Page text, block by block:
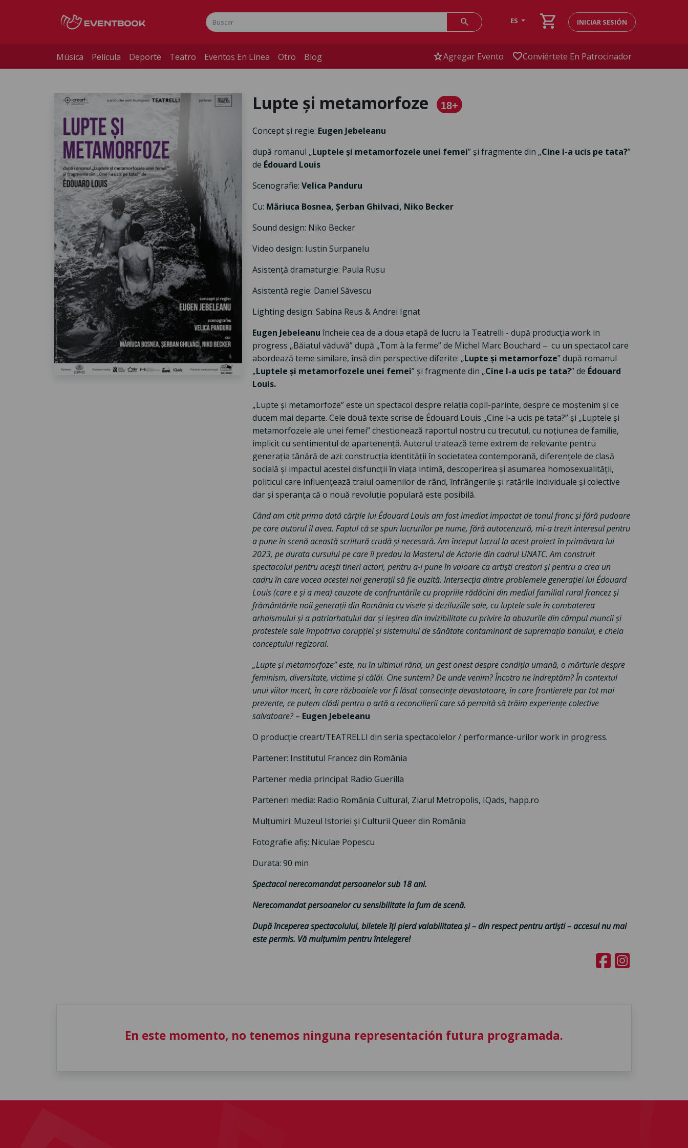
search ES shopping_cart INICIAR SESIÓN
Música Película Deporte Teatro Eventos En Línea Otro Blog starAgregar Evento favoriteConviértete En Patrocinador
Lupte și metamorfoze 18+
Concept și regie: Eugen Jebeleanu
după romanul „Luptele și metamorfozele unei femei” și fragmente din „Cine l-a ucis pe tata?”
de Édouard Louis
Scenografie: Velica Panduru
Cu: Măriuca Bosnea, Șerban Ghilvaci, Niko Becker
Sound design: Niko Becker
Video design: Iustin Surpanelu
Asistență dramaturgie: Paula Rusu
Asistentă regie: Daniel Săvescu
Lighting design: Sabina Reus & Andrei Ignat
Eugen Jebeleanu încheie cea de a doua etapă de lucru la Teatrelli - după producția work in
progress „Băiatul văduvă” după „Tom à la ferme” de Michel Marc Bouchard – cu un spectacol care
abordează teme similare, însă din perspective diferite: „Lupte și metamorfoze” după romanul
„Luptele și metamorfozele unei femei” și fragmente din „Cine l-a ucis pe tata?” de Édouard
Louis.
„Lupte și metamorfoze” este un spectacol despre relația copil-parinte, despre ce moștenim și ce
ducem mai departe. Cele două texte scrise de Édouard Louis „Cine l-a ucis pe tata?” și „Luptele și
metamorfozele ale unei femei” chestionează raportul nostru cu trecutul, cu noțiunea de familie,
implicit cu sentimentul de apartenență. Autorul tratează teme extrem de relevante pentru
generația tânără de azi: construcția identității în societatea contemporană, diferențele de clasă
socială și impactul acestei disfuncții în viața intimă, descoperirea și asumarea homosexualității,
politicul care influențează traiul oamenilor de rând, înfrângerile și ratările individuale și colective
dar și speranța că o nouă revoluție populară este posibilă.
Când am citit prima dată cărțile luiÉdouard Louis am fost imediat impactat de tonul franc și fără pudoare
pe care autorul îl avea. Faptul că se spun lucrurilor pe nume, fără autocenzură, mi-a trezit interesul pentru
a pune în scenă această scriitură crudă și necesară. Am început lucrul la acest proiect în primăvara lui
2023, pe durata cursului pe care îl predau la Masterul de Actorie din cadrul UNATC. Am construit
spectacolul pentru acești tineri actori, pentru a-i pune în valoare ca artiști creatori și pentru a crea un
cadru în care vocea acestei noi generații să fie auzită. Intersecția dintre problemele generației lui Édouard
Louis (care e și a mea) cauzate de confruntările cu propriile rădăcini din mediul familial rural francez și
frământările noii generații din România cu visele și deziluziile sale, cu luptele sale în combaterea
arhaismului și a patriarhatului dar și ieșirea din invizibilitate cu privire la abuzurile din câmpul muncii și
protestele sale împotriva corupției și sistemului de sănătate contaminant de supremația banului, e cheia
conceptului regizoral.
„Lupte și metamorfoze” este, nu în ultimul rând, un gest onest despre condiția umană, o mărturie despre
feminism, diversitate, victime și călăi. Cine suntem? De unde venim? Încotro ne îndreptăm? În contextul
unui viitor incert, în care războaiele vor fi lăsat consecințe devastatoare, în care frontierele par tot mai
prezente, ce putem clădi pentru o artă a reconcilierii care să permită să trăim experiențe colective
salvatoare?– Eugen Jebeleanu
O producție creart/TEATRELLI din seria spectacolelor / performance-urilor work in progress.
Partener: Institutul Francez din România
Partener media principal: Radio Guerilla
Parteneri media: Radio România Cultural, Ziarul Metropolis, IQads, happ.ro
Mulțumiri: Muzeul Istoriei și Culturii Queer din România
Fotografie afiș: Niculae Popescu
Durata: 90 min
Spectacol nerecomandat persoanelor sub 18 ani.
Nerecomandat persoanelor cu sensibilitate la fum de scenă.
După începerea spectacolului, biletele îți pierd valabilitatea și – din respect pentru artiști – accesul nu mai
este permis. Vă mulțumim pentru întelegere!
En este momento, no tenemos ninguna representación futura programada.